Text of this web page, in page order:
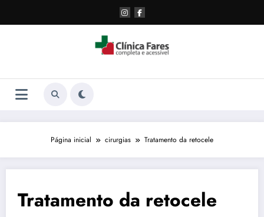
o
Página inicial cirurgias Tratamento da retocele
Tratamento da retocele